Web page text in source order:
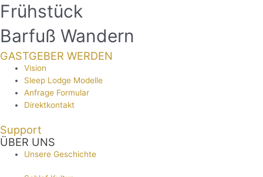
Frühstück
Barfuß Wandern
GASTGEBER WERDEN
Vision
Sleep Lodge Modelle
Anfrage Formular
Direktkontakt
Support
ÜBER UNS
Unsere Geschichte